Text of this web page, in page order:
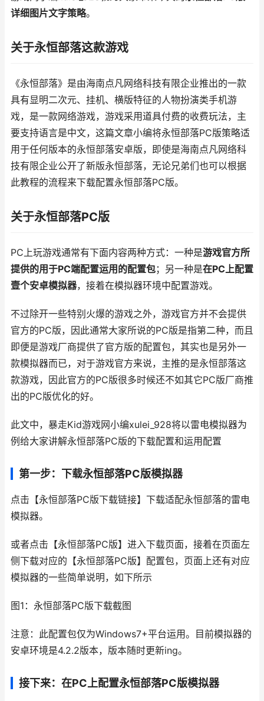
详细图片文字策略。
关于永恒部落这款游戏
《永恒部落》是由海南点凡网络科技有限企业推出的一款
具有显明二次元、挂机、横版特征的人物扮演类手机游
戏，是一款网络游戏，游戏采用道具付费的收费玩法，主
要支持语言是中文，这篇文章小编将永恒部落PC版策略适
用于任何版本的永恒部落安卓版，即使是海南点凡网络科
技有限企业公开了新版永恒部落，无论兄弟们也可以根据
此教程的流程来下载配置永恒部落PC版。
关于永恒部落PC版
PC上玩游戏通常有下面内容两种方式：一种是游戏官方所
提供的用于PC端配置运用的配置包；另一种是在PC上配置
壹个安卓模拟器，接着在模拟器环境中配置游戏。
不过除开一些特别火爆的游戏之外，游戏官方并不会提供
官方的PC版，因此通常大家所说的PC版是指第二种，而且
即便是游戏厂商提供了官方版的配置包，其实也是另外一
款模拟器而已，对于游戏官方来说，主推的是永恒部落这
款游戏，因此官方的PC版很多时候还不如其它PC版厂商推
出的PC版优化的好。
此文中，暴走Kid游戏网小编xulei_928将以雷电模拟器为
例给大家讲解永恒部落PC版的下载配置和运用配置
第一步：下载永恒部落PC版模拟器
点击【永恒部落PC版下载链接】下载适配永恒部落的雷电
模拟器。
或者点击【永恒部落PC版】进入下载页面，接着在页面左
侧下载对应的【永恒部落PC版】配置包，页面上还有对应
模拟器的一些简单说明，如下所示
图1：永恒部落PC版下载截图
注意：此配置包仅为Windows7+平台运用。目前模拟器的
安卓环境是4.2.2版本，版本随时更新ing。
接下来：在PC上配置永恒部落PC版模拟器